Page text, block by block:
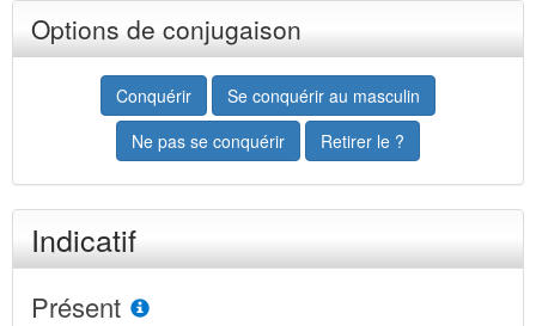
Options de conjugaison
Conquérir
Se conquérir au masculin
Ne pas se conquérir
Retirer le ?
Indicatif
Présent